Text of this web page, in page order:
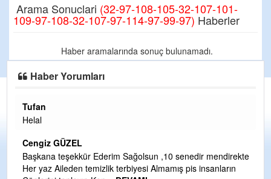
Arama Sonuclari (32-97-108-105-32-107-101-
109-97-108-32-107-97-114-97-99-97) Haberler
Haber aramalarında sonuç bulunamadı.
Haber Yorumları
Tufan
Helal
Cengiz GÜZEL
Başkana teşekkür Ederim Sağolsun ,10 senedir mendirekte
Her yaz Aileden temizlik terbiyesi Almamış pis insanların